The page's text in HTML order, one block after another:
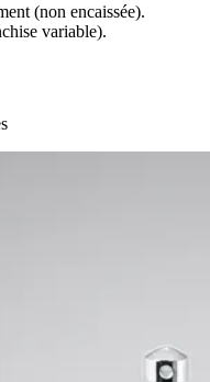
(non encaissée).
variable).